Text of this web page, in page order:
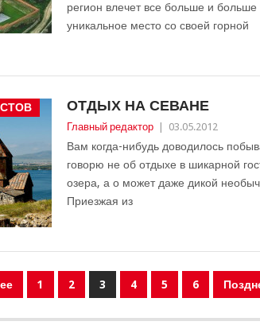
регион влечет все больше и больше
уникальное место со своей горной
ОТДЫХ НА СЕВАНЕ
Главный редактор 03.05.2012
Вам когда-нибудь доводилось
говорю не об отдыхе в шикарной
озера, а о может даже дикой
Приезжая из
1 2 3 4 5 6